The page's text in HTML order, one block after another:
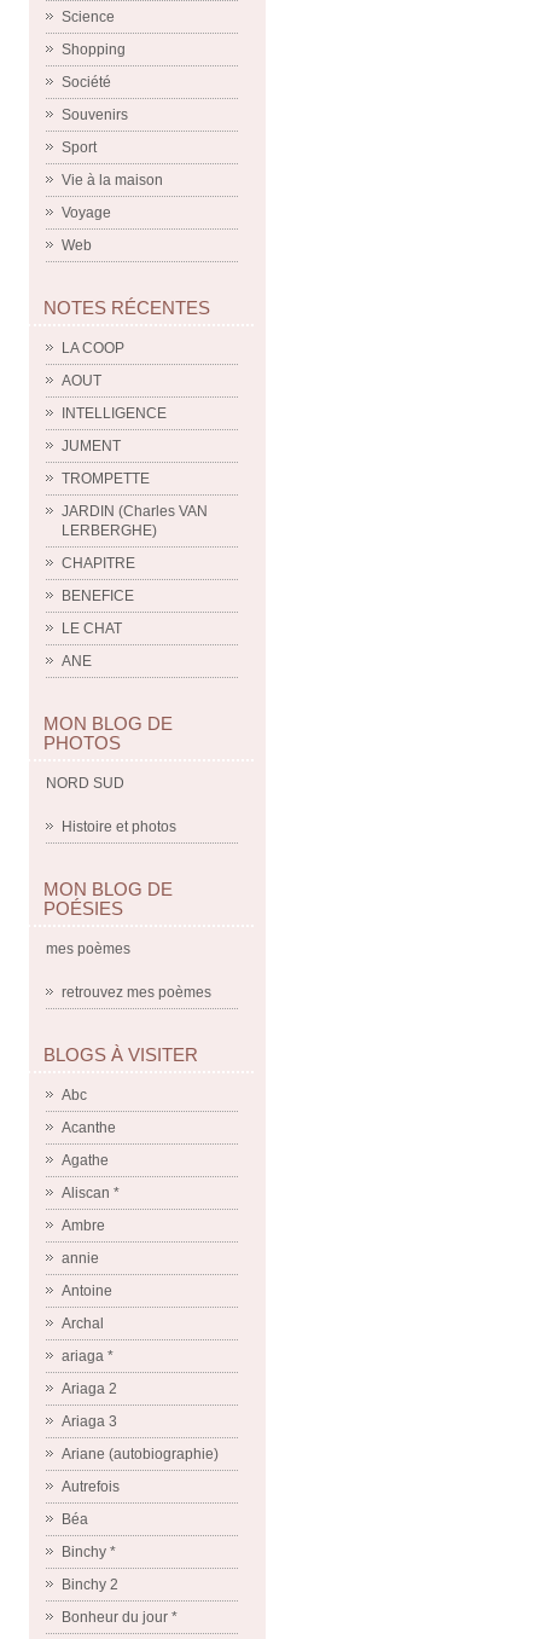
Science
Shopping
Société
Souvenirs
Sport
Vie à la maison
Voyage
Web
NOTES RÉCENTES
LA COOP
AOUT
INTELLIGENCE
JUMENT
TROMPETTE
JARDIN (Charles VAN
LERBERGHE)
CHAPITRE
BENEFICE
LE CHAT
ANE
MON BLOG DE
PHOTOS
NORD SUD
Histoire et photos
MON BLOG DE
POÉSIES
mes poèmes
retrouvez mes poèmes
BLOGS À VISITER
Abc
Acanthe
Agathe
Aliscan *
Ambre
annie
Antoine
Archal
ariaga *
Ariaga 2
Ariaga 3
Ariane (autobiographie)
Autrefois
Béa
Binchy *
Binchy 2
Bonheur du jour *